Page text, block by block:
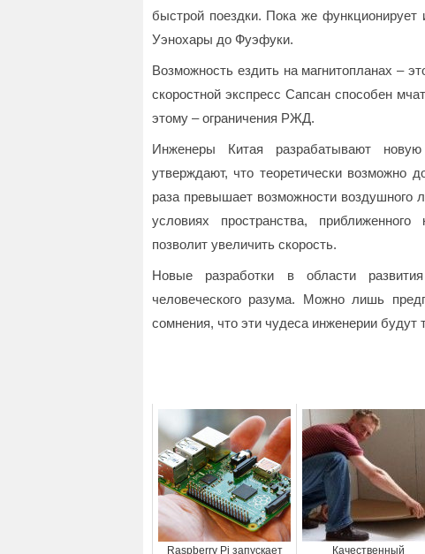
быстрой поездки. Пока же функционирует
Уэнохары до Фуэфуки.
Возможность ездить на магнитопланах –
скоростной экспресс Сапсан способен
этому – ограничения РЖД.
Инженеры Китая разрабатывают
утверждают, что теоретически возможно
раза превышает возможности воздушного
условиях пространства,
позволит увеличить скорость.
Новые разработки в области
человеческого разума. Можно лишь
сомнения, что эти чудеса инженерии
Raspberry Pi запускает Качественный